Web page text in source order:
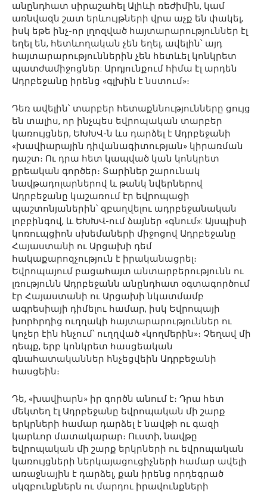
անընդհատ սիրաշահել Ալիևի ռեժիմին, կամ
առնվազն շատ երևույթների վրա աչք են փակել,
իսկ եթե ինչ-որ լղոզված հայտարարություններ էլ
եղել են, հետևողական չեն եղել, ավելին՝ այդ
հայտարարություններին չեն հետևել կոնկրետ
պատժամիջոցներ: Արդյունքում հիմա էլ արդեն
Ադրբեջանը իրենց «գլխին է նստում»։
Դեռ ավելին՝ տարբեր հետաքննությունները ցույց
են տալիս, որ ինչպես եվրոպական տարբեր
կառույցներ, ԵԽԽՎ-ն ևս դարձել է Ադրբեջանի
«խավիարային դիվանագիտության» կիրառման
դաշտ։ Ու դրա հետ կապված կան կոնկրետ
քրեական գործեր։ Տարիներ շարունակ
նավթադոլարներով և թանկ նվերներով
Ադրբեջանը կաշառում էր եվրոպացի
պաշտոնյաներին՝ զբաղվելու ադրբեջանական
լոբբինգով, և ԵԽԽՎ-ում ձայներ «գնում»: Այսպիսի
կոռուպցիոն սխեմաների միջոցով Ադրբեջանը
Հայաստանի ու Արցախի դեմ
հակաքարոզչություն է իրականացրել։
Եվրոպայում բացահայտ անտարբերությունն ու
լռությունն Ադրբեջանն անընդհատ օգտագործում
էր Հայաստանի ու Արցախի նկատմամբ
ագրեսիայի դիմելու համար, իսկ Եվրոպայի
խորհրդից ուղղակի հայտարարություններ ու
կոչեր էին հնչում՝ ուղղված «կողմերին»։ Չեղավ մի
դեպք, երբ կոնկրետ հասցեական
գնահատականներ հնչեցվեին Ադրբեջանի
հասցեին։
Դե, «խավիարն» իր գործն անում է։ Դրա հետ
մեկտեղ էլ Ադրբեջանը եվրոպական մի շարք
երկրների համար դարձել է նավթի ու գազի
կարևոր մատակարար։ Ուստի, նավթը
եվրոպական մի շարք երկրների ու եվրոպական
կառույցների ներկայացուցիչների համար ավելի
առաջնային է դարձել, քան իրենց որդեգրած
սկզբունքներն ու մարդու իրավունքների